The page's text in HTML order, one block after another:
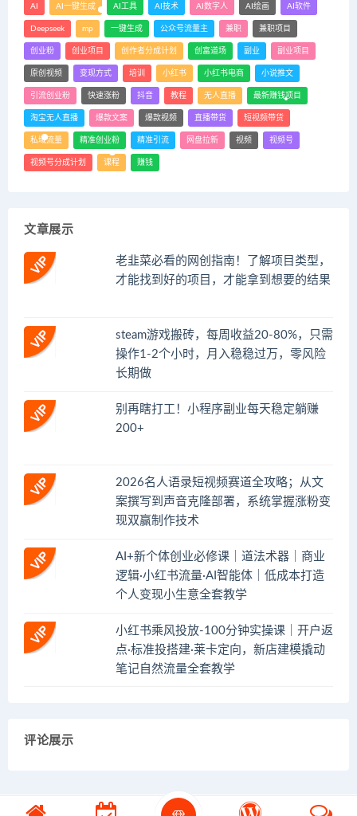
AI AI一键生成 AI工具 AI技术 AI数字人 AI绘画 AI软件
Deepseek mp 一键生成 公众号流量主 兼职 兼职项目
创业粉 创业项目 创作者分成计划 创富道场 副业 副业项目
原创视频 变现方式 培训 小红书 小红书电商 小说推文
引流创业粉 快速涨粉 抖音 教程 无人直播 最新赚钱项目
淘宝无人直播 爆款文案 爆款视频 直播带货 短视频带货
私域流量 精准创业粉 精准引流 网盘拉新 视频 视频号
视频号分成计划 课程 赚钱
文章展示
老韭菜必看的网创指南！了解项目类型，
才能找到好的项目，才能拿到想要的结果
steam游戏搬砖，每周收益20-80%，只需
操作1-2个小时，月入稳稳过万，零风险
长期做
别再瞎打工！小程序副业每天稳定躺赚
200+
2026名人语录短视频赛道全攻略；从文
案撰写到声音克隆部署，系统掌握涨粉变
现双赢制作技术
AI+新个体创业必修课｜道法术器｜商业
逻辑·小红书流量·AI智能体｜低成本打造
个人变现小生意全套教学
小红书乘风投放-100分钟实操课｜开户返
点·标准投搭建·莱卡定向，新店建模撬动
笔记自然流量全套教学
评论展示